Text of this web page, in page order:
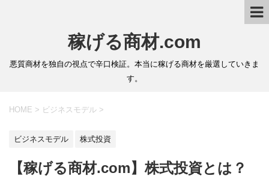
稼げる商材.com
悪質商材を独自の視点で辛口検証。本当に稼げる商材を厳選していきま
す。
HOME > ビジネスモデル >
ビジネスモデル 株式投資
【稼げる商材.com】株式投資とは？